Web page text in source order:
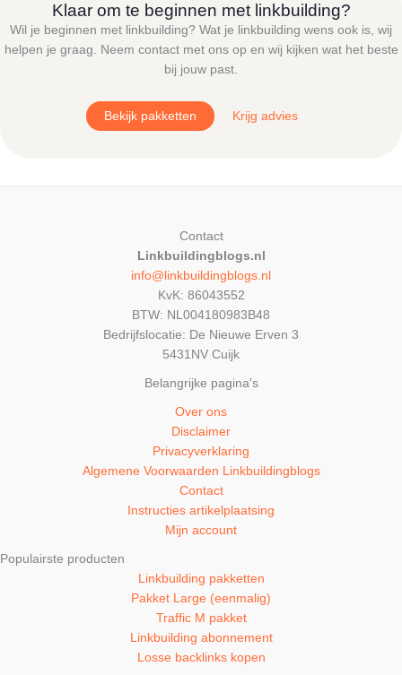
kan
gekozen
worden
op
productpagina
Klaar om te beginnen met linkbuilding?
Wil je beginnen met linkbuilding? Wat je linkbuilding wens ook is, wij
helpen je graag. Neem contact met ons op en wij kijken wat het beste
bij jouw past.
Bekijk pakketten Krijg advies
Contact
Linkbuildingblogs.nl
info@linkbuildingblogs.nl
KvK: 86043552
BTW: NL004180983B48
Bedrijfslocatie: De Nieuwe Erven 3
5431NV Cuijk
Belangrijke pagina's
Over ons
Disclaimer
Privacyverklaring
Algemene Voorwaarden Linkbuildingblogs
Contact
Instructies artikelplaatsing
Mijn account
Populairste producten
Linkbuilding pakketten
Pakket Large (eenmalig)
Traffic M pakket
Linkbuilding abonnement
Losse backlinks kopen